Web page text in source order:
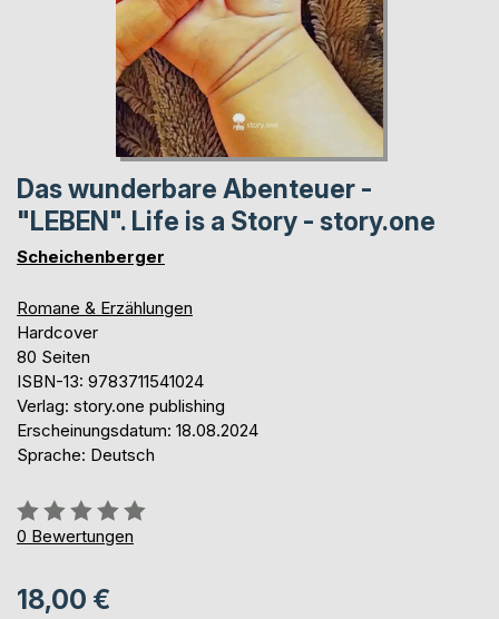
Das wunderbare Abenteuer -
"LEBEN". Life is a Story - story.one
Scheichenberger
Romane & Erzählungen
Hardcover
80 Seiten
ISBN-13: 9783711541024
Verlag: story.one publishing
Erscheinungsdatum: 18.08.2024
Sprache: Deutsch
Bewertung::
0%
0 Bewertungen
18,00 €